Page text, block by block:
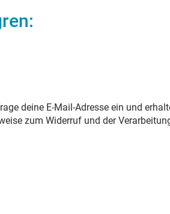
:
deine E-Mail-Adresse ein und
zum Widerruf und der